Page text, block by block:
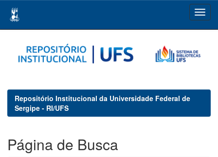
navigation
Repositório Institucional da Universidade Federal de
Sergipe - RI/UFS
Página de Busca